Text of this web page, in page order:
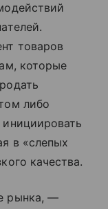
товаров
которые
либо
в «слепых
качества.
рынка, —